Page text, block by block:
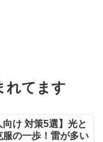
れてます
向け 対策5選】光と
服の一歩！雷が多い